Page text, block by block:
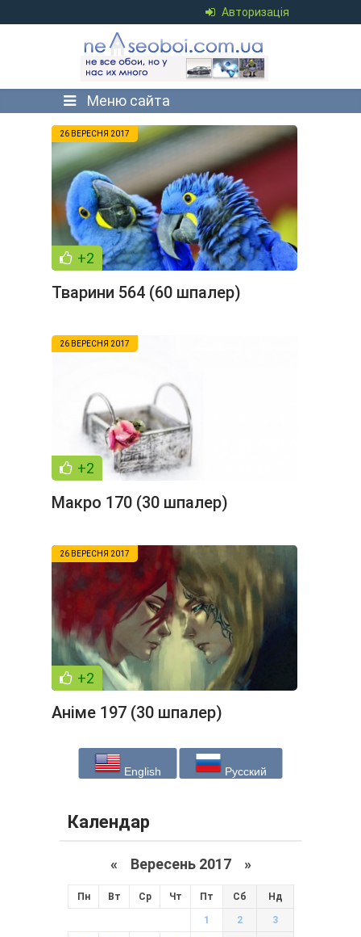
Авторизація
Меню сайта
26 ВЕРЕСНЯ 2017
+2
Тварини 564 (60 шпалер)
26 ВЕРЕСНЯ 2017
+2
Макро 170 (30 шпалер)
26 ВЕРЕСНЯ 2017
+2
Аніме 197 (30 шпалер)
English Русский
Календар
« Вересень 2017 »
Пн Вт Ср Чт Пт Сб Нд
1 2 3